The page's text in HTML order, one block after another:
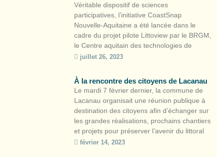
Véritable dispositif de sciences
participatives, l’initiative CoastSnap
Nouvelle-Aquitaine a été lancée dans le
cadre du projet pilote Littoview par le BRGM,
le Centre aquitain des technologies de
l’information et électroniques (CATIE) et
présent disponible. La démarche
CoastSnap, née en Australie en 2017, a
juillet 26, 2023
À la rencontre des citoyens de Lacanau
Le mardi 7 février dernier, la commune de
Lacanau organisait une réunion publique à
destination des citoyens afin d’échanger sur
les grandes réalisations, prochains chantiers
et projets pour préserver l’avenir du littoral
canaulais. À cette occasion, des ateliers
février 14, 2023